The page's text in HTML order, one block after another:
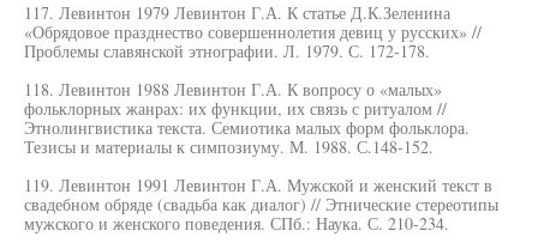
117. Левинтон 1979 Левинтон Г.А. К статье Д.К.Зеленина
«Обрядовое празднество совершеннолетия девиц у русских» //
Проблемы славянской этнографии. Л. 1979. С. 172-178.
118. Левинтон 1988 Левинтон Г.А. К вопросу о «малых»
фольклорных жанрах: их функции, их связь с ритуалом //
Этнолингвистика текста. Семиотика малых форм фольклора.
Тезисы и материалы к симпозиуму. М. 1988. С.148-152.
119. Левинтон 1991 Левинтон Г.А. Мужской и женский текст в
свадебном обряде (свадьба как диалог) // Этнические стереотипы
мужского и женского поведения. СПб.: Наука. С. 210-234.